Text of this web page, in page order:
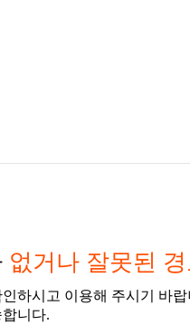
없거나 잘못된 경
하시고 이용해 주시기 바
니다.